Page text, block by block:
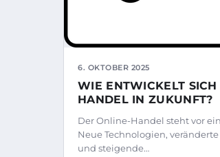
6. OKTOBER 2025
WIE ENTWICKELT
HANDEL IN ZUKUNFT?
Der Online-Handel steht vor
Neue Technologien,
und steigende…